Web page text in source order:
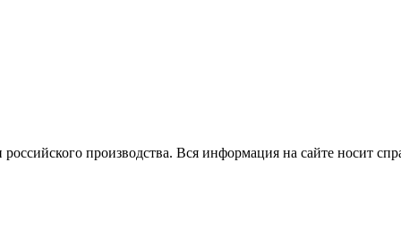
производства. Вся информация на сайте носит